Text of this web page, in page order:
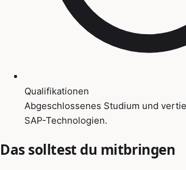
Qualifikationen
Abgeschlossenes Studium und
SAP-Technologien.
Das solltest du mitbringen